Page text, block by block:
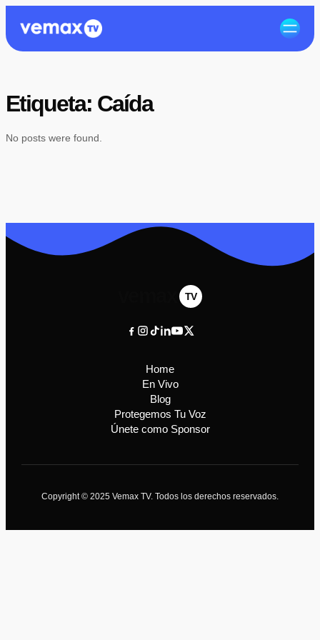
Etiqueta: Caída
No posts were found.
TV
Home
En Vivo
Blog
Protegemos Tu Voz
Únete como Sponsor
Copyright © 2025 Vemax TV. Todos los derechos reservados.